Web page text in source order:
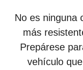
No es ninguna
más
Prepárese
vehículo